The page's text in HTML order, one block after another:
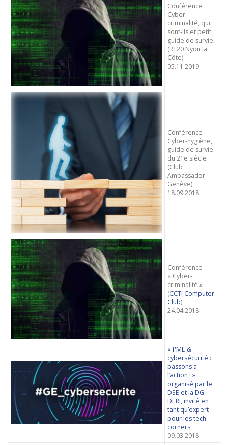
Conférence :
Cyber-
criminalité, qui
sont-ils et petit
guide de survie
(RT20 Nyon la
Côte)
05.11.2019
Conférence :
Cyber-hygiène,
guide de survie
du 21e siècle
(Club
Ambassador
Genève)
18.09.2018
Conférence
« Cyber-
criminalité »
(CCTI Computer
Club)
24.04.2018
« PME &
cybersécurité :
passons à
l’action ! »
organisé par le
DSE et la DG
DERI, invité en
tant qu’expert
pour les tech-
corners
09.03.2018